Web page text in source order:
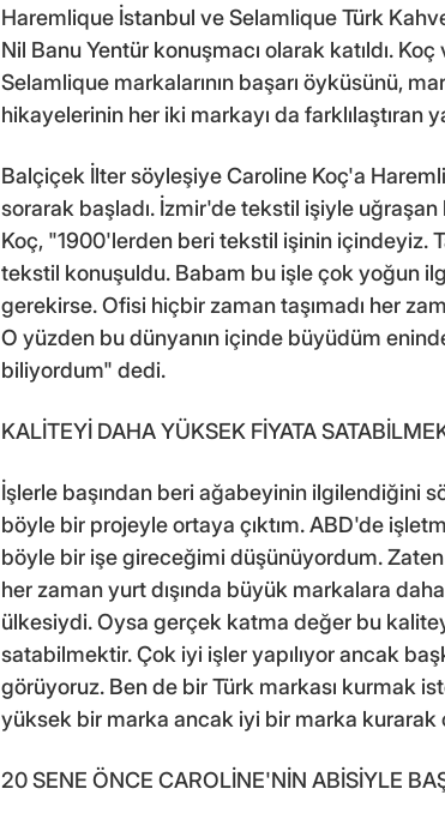
Haremlique İstanbul ve Selamlique Türk
Nil Banu Yentür konuşmacı olarak katıldı.
Selamlique markalarının başarı öyküsünü,
hikayelerinin her iki markayı da farklılaştıran
Balçiçek İlter söyleşiye Caroline Koç'a
sorarak başladı. İzmir'de tekstil işiyle
Koç, "1900'lerden beri tekstil işinin içindeyiz.
tekstil konuşuldu. Babam bu işle çok yoğun
gerekirse. Ofisi hiçbir zaman taşımadı her
O yüzden bu dünyanın içinde büyüdüm
biliyordum" dedi.
KALİTEYİ DAHA YÜKSEK FİYATA
İşlerle başından beri ağabeyinin ilgilendiğini
böyle bir projeyle ortaya çıktım. ABD'de
böyle bir işe gireceğimi düşünüyordum.
her zaman yurt dışında büyük markalara
ülkesiydi. Oysa gerçek katma değer bu
satabilmektir. Çok iyi işler yapılıyor ancak
görüyoruz. Ben de bir Türk markası kurmak
yüksek bir marka ancak iyi bir marka kurarak
20 SENE ÖNCE CAROLİNE'NİN ABİSİYLE